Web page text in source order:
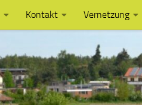
Kontakt Vernetzung